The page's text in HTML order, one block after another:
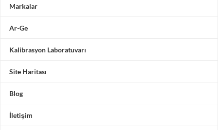
Markalar
Ar-Ge
Kalibrasyon Laboratuvarı
Site Haritası
Blog
İletişim